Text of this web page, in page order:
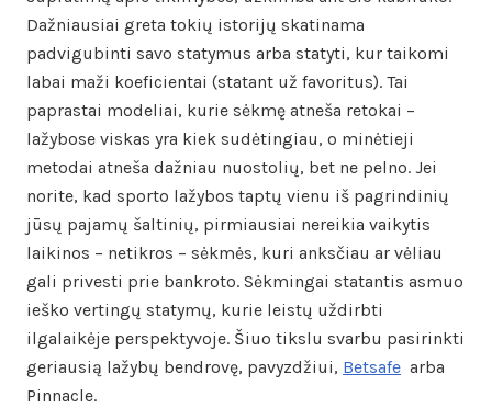
Dažniausiai greta tokių istorijų skatinama
padvigubinti savo statymus arba statyti, kur taikomi
labai maži koeficientai (statant už favoritus). Tai
paprastai modeliai, kurie sėkmę atneša retokai –
lažybose viskas yra kiek sudėtingiau, o minėtieji
metodai atneša dažniau nuostolių, bet ne pelno. Jei
norite, kad sporto lažybos taptų vienu iš pagrindinių
jūsų pajamų šaltinių, pirmiausiai nereikia vaikytis
laikinos – netikros – sėkmės, kuri anksčiau ar vėliau
gali privesti prie bankroto. Sėkmingai statantis asmuo
ieško vertingų statymų, kurie leistų uždirbti
ilgalaikėje perspektyvoje. Šiuo tikslu svarbu pasirinkti
geriausią lažybų bendrovę, pavyzdžiui, Betsafe arba
Pinnacle.